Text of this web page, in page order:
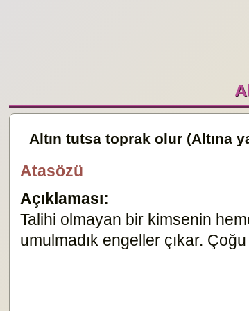
Altın tutsa toprak olur (Altına
Atasözü
Açıklaması:
Talihi olmayan bir kimsenin
umulmadık engeller çıkar.